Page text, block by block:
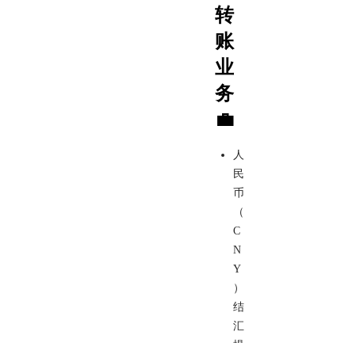
转
账
业
务
💼
人
民
币
（
C
N
Y
）
结
汇